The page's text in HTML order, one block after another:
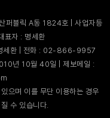
퍼블릭 A동 1824호 | 사업자등
자 : 명세환
명세환 | 전화 : 02-866-9957
년 10월 40일 | 제보메일 :
으며 이를 무단 이용하는 경우
수 있습니다.